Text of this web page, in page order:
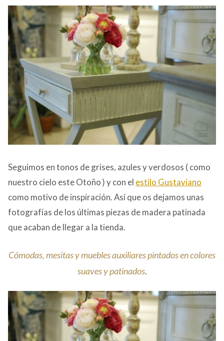
Seguimos en tonos de grises, azules y verdosos ( como
nuestro cielo este Otoño ) y con el estilo Gustaviano
como motivo de inspiración. Así que os dejamos unas
fotografías de los últimas piezas de madera patinada
que acaban de llegar a la tienda.
Cómodas, mesitas y muebles auxiliares pintados en colores
suaves y patinados.